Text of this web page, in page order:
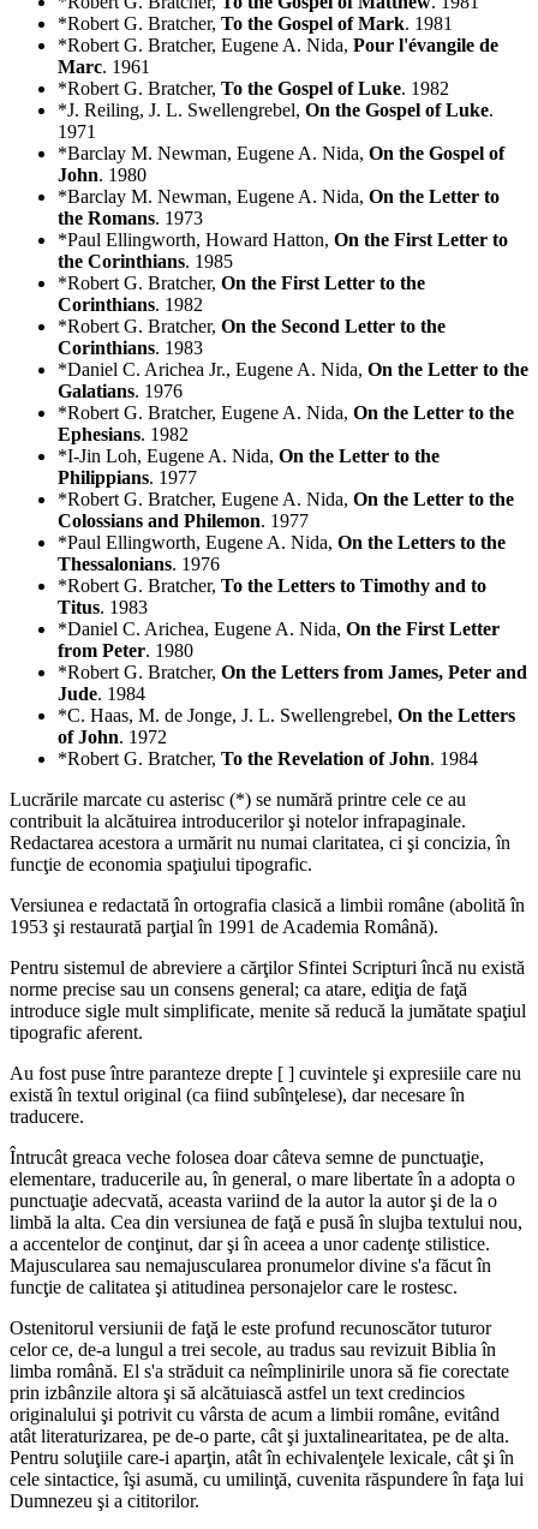
*Robert G. Bratcher, To the Gospel of Mark. 1981
*Robert G. Bratcher, Eugene A. Nida, Pour l'évangile de
Marc. 1961
*Robert G. Bratcher, To the Gospel of Luke. 1982
*J. Reiling, J. L. Swellengrebel, On the Gospel of Luke.
1971
*Barclay M. Newman, Eugene A. Nida, On the Gospel of
John. 1980
*Barclay M. Newman, Eugene A. Nida, On the Letter to
the Romans. 1973
*Paul Ellingworth, Howard Hatton, On the First Letter to
the Corinthians. 1985
*Robert G. Bratcher, On the First Letter to the
Corinthians. 1982
*Robert G. Bratcher, On the Second Letter to the
Corinthians. 1983
*Daniel C. Arichea Jr., Eugene A. Nida, On the Letter to the
Galatians. 1976
*Robert G. Bratcher, Eugene A. Nida, On the Letter to the
Ephesians. 1982
*I-Jin Loh, Eugene A. Nida, On the Letter to the
Philippians. 1977
*Robert G. Bratcher, Eugene A. Nida, On the Letter to the
Colossians and Philemon. 1977
*Paul Ellingworth, Eugene A. Nida, On the Letters to the
Thessalonians. 1976
*Robert G. Bratcher, To the Letters to Timothy and to
Titus. 1983
*Daniel C. Arichea, Eugene A. Nida, On the First Letter
from Peter. 1980
*Robert G. Bratcher, On the Letters from James, Peter and
Jude. 1984
*C. Haas, M. de Jonge, J. L. Swellengrebel, On the Letters
of John. 1972
*Robert G. Bratcher, To the Revelation of John. 1984
Lucrările marcate cu asterisc (*) se numără printre cele ce au
contribuit la alcătuirea introducerilor şi notelor infrapaginale.
Redactarea acestora a urmărit nu numai claritatea, ci şi concizia, în
funcţie de economia spaţiului tipografic.
Versiunea e redactată în ortografia clasică a limbii române (abolită în
1953 şi restaurată parţial în 1991 de Academia Română).
Pentru sistemul de abreviere a cărţilor Sfintei Scripturi încă nu există
norme precise sau un consens general; ca atare, ediţia de faţă
introduce sigle mult simplificate, menite să reducă la jumătate spaţiul
tipografic aferent.
Au fost puse între paranteze drepte [ ] cuvintele şi expresiile care nu
există în textul original (ca fiind subînţelese), dar necesare în
traducere.
Întrucât greaca veche folosea doar câteva semne de punctuaţie,
elementare, traducerile au, în general, o mare libertate în a adopta o
punctuaţie adecvată, aceasta variind de la autor la autor şi de la o
limbă la alta. Cea din versiunea de faţă e pusă în slujba textului nou,
a accentelor de conţinut, dar şi în aceea a unor cadenţe stilistice.
Majuscularea sau nemajuscularea pronumelor divine s'a făcut în
funcţie de calitatea şi atitudinea personajelor care le rostesc.
Ostenitorul versiunii de faţă le este profund recunoscător tuturor
celor ce, de-a lungul a trei secole, au tradus sau revizuit Biblia în
limba română. El s'a străduit ca neîmplinirile unora să fie corectate
prin izbânzile altora şi să alcătuiască astfel un text credincios
originalului şi potrivit cu vârsta de acum a limbii române, evitând
atât literaturizarea, pe de-o parte, cât şi juxtalinearitatea, pe de alta.
Pentru soluţiile care-i aparţin, atât în echivalenţele lexicale, cât şi în
cele sintactice, îşi asumă, cu umilinţă, cuvenita răspundere în faţa lui
Dumnezeu şi a cititorilor.